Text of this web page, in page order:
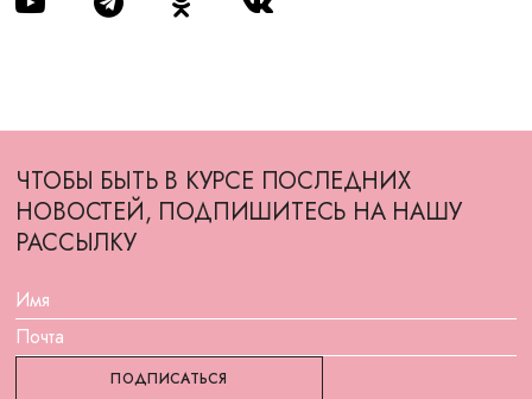
ЧТОБЫ БЫТЬ В КУРСЕ ПОСЛЕДНИХ
НОВОСТЕЙ, ПОДПИШИТЕСЬ НА НАШУ
РАССЫЛКУ